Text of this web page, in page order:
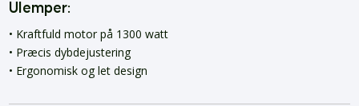
Ulemper:
• Kraftfuld motor på 1300 watt
• Præcis dybdejustering
• Ergonomisk og let design